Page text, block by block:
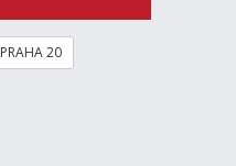
PRAHA 20